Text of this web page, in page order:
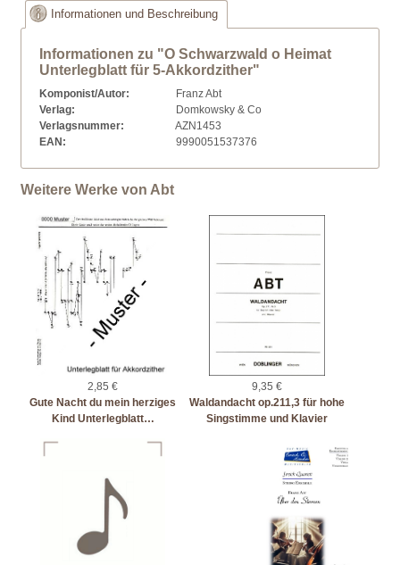
Informationen und Beschreibung
Informationen zu "O Schwarzwald o Heimat
Unterlegblatt für 5-Akkordzither"
Komponist/Autor:
Franz Abt
Verlag:
Domkowsky & Co
Verlagsnummer:
AZN1453
EAN:
9990051537376
Weitere Werke von Abt
2,85 €
Gute Nacht du mein herziges
Kind Unterlegblatt…
9,35 €
Waldandacht op.211,3 für hohe
Singstimme und Klavier